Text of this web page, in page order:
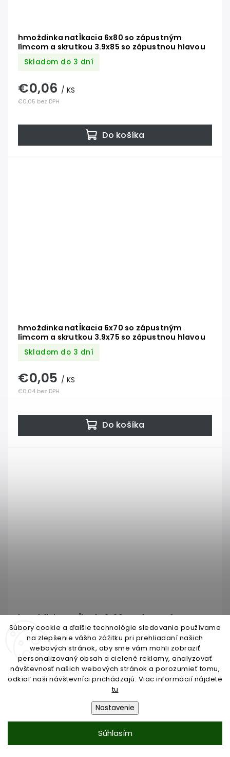
Súbory cookie a ďalšie technológie sledovania používame
na zlepšenie vášho zážitku pri prehliadaní našich
webových stránok, aby sme vám mohli zobraziť
personalizovaný obsah a cielené reklamy, analyzovať
návštevnosť našich webových stránok a porozumieť tomu,
odkiaľ naši návštevníci prichádzajú. Viac informácií nájdete
tu
Nastavenie
Súhlasím
hmoždinka natĺkacia 6x80 so zápustným
límcom a skrutkou 3.9x85 so zápustnou hlavou
Skladom do 3 dní
€0,05 bez DPH
€0,06 / KS
Do košíka
hmoždinka natĺkacia 6x70 so zápustným
límcom a skrutkou 3.9x75 so zápustnou hlavou
Skladom do 3 dní
€0,04 bez DPH
€0,05 / KS
Do košíka
hmoždinka natĺkacia 6x60 so zápustným
límcom a skrutkou 3.9x65 so zápustnou hlavou
Skladom do 3 dní
€0,03 bez DPH
€0,04/ KS
Do košíka